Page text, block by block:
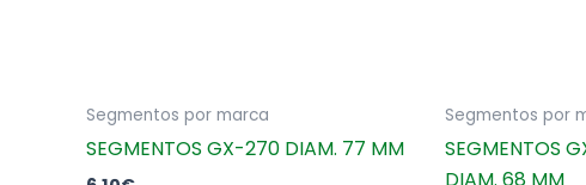
Segmentos por marca
SEGMENTOS GX-270 DIAM. 77 MM
Segmentos por
SEGMENTOS